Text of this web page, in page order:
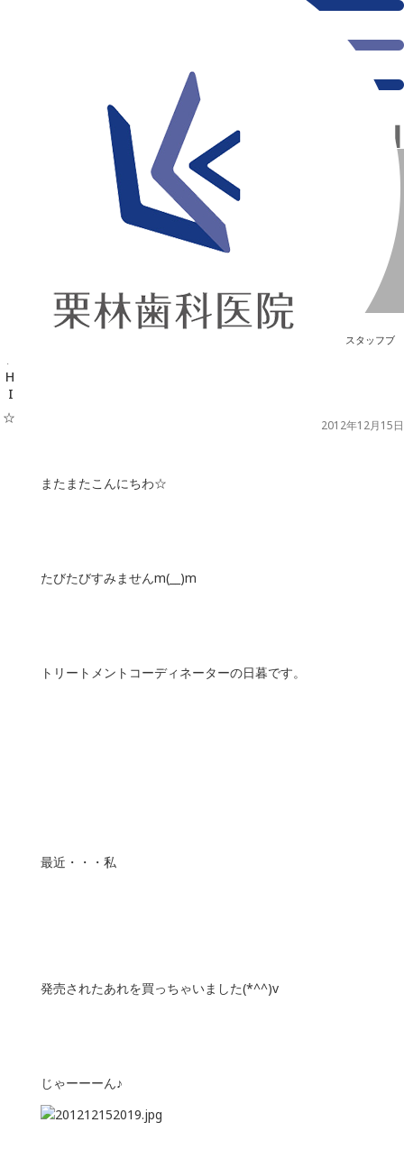
千葉県の新浦安にある歯医者｜☆ATSUSHI☆
スタッフブ
2012年12月15日
またまたこんにちわ☆
たびたびすみませんm(__)m
トリートメントコーディネーターの日暮です。
最近・・・私
発売されたあれを買っちゃいました(*^^)v
じゃーーーん♪